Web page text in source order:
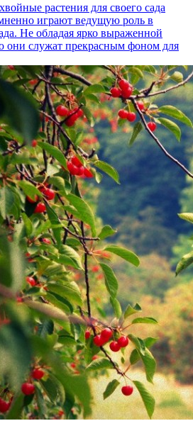
растения для своего сада
играют ведущую роль в
Не обладая ярко выраженной
они служат прекрасным фоном для